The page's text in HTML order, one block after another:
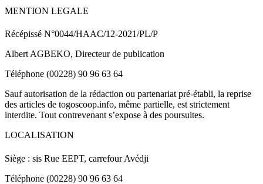
MENTION LEGALE
Récépissé N°0044/HAAC/12-2021/PL/P
Albert AGBEKO, Directeur de publication
Téléphone (00228) 90 96 63 64
Sauf autorisation de la rédaction ou partenariat pré-établi, la reprise
des articles de togoscoop.info, même partielle, est strictement
interdite. Tout contrevenant s’expose à des poursuites.
LOCALISATION
Siège : sis Rue EEPT, carrefour Avédji
Téléphone (00228) 90 96 63 64